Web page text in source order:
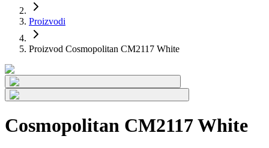
Proizvodi
Proizvod Cosmopolitan CM2117 White
Cosmopolitan CM2117 White